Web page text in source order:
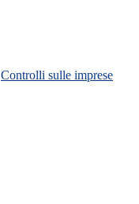
Controlli sulle imprese